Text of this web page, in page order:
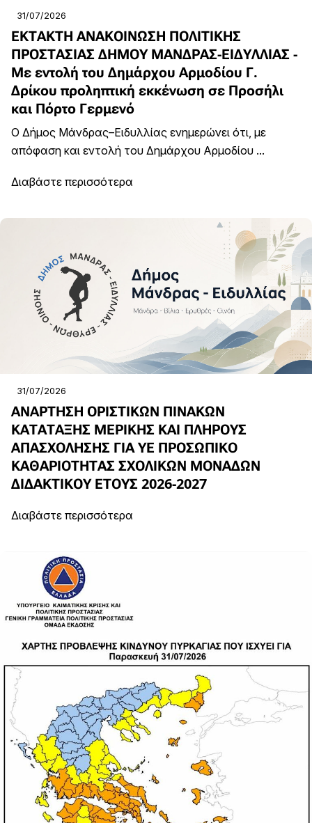
31/07/2026
ΕΚΤΑΚΤΗ ΑΝΑΚΟΙΝΩΣΗ ΠΟΛΙΤΙΚΗΣ
ΠΡΟΣΤΑΣΙΑΣ ΔΗΜΟΥ ΜΑΝΔΡΑΣ-ΕΙΔΥΛΛΙΑΣ -
Με εντολή του Δημάρχου Αρμοδίου Γ.
Δρίκου προληπτική εκκένωση σε Προσήλι
και Πόρτο Γερμενό
Ο Δήμος Μάνδρας–Ειδυλλίας ενημερώνει ότι, με
απόφαση και εντολή του Δημάρχου Αρμοδίου ...
Διαβάστε περισσότερα
31/07/2026
ΑΝΑΡΤΗΣΗ ΟΡΙΣΤΙΚΩΝ ΠΙΝΑΚΩΝ
ΚΑΤΑΤΑΞΗΣ ΜΕΡΙΚΗΣ ΚΑΙ ΠΛΗΡΟΥΣ
ΑΠΑΣΧΟΛΗΣΗΣ ΓΙΑ ΥΕ ΠΡΟΣΩΠΙΚΟ
ΚΑΘΑΡΙΟΤΗΤΑΣ ΣΧΟΛΙΚΩΝ ΜΟΝΑΔΩΝ
ΔΙΔΑΚΤΙΚΟΥ ΕΤΟΥΣ 2026-2027
Διαβάστε περισσότερα